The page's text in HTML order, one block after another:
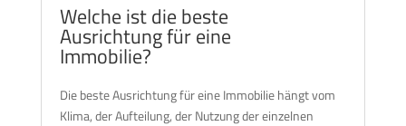
Welche ist die beste
Ausrichtung für eine
Immobilie?
Die beste Ausrichtung für eine Immobilie hängt vom
Klima, der Aufteilung, der Nutzung der einzelnen